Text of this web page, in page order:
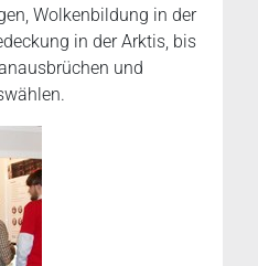
Wolkenbildung in der
in der Arktis, bis
und